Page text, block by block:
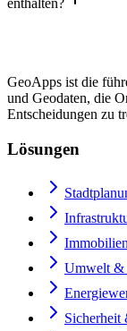
enthalten?
GeoApps ist die
und Geodaten, die
Entscheidungen zu
Lösungen
Immobilien
Umwelt &